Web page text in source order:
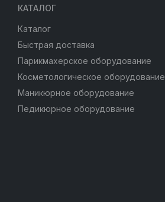
КАТАЛОГ
Каталог
Быстрая доставка
Парикмахерское оборудование
Косметологическое оборудование
Маникюрное оборудование
Педикюрное оборудование